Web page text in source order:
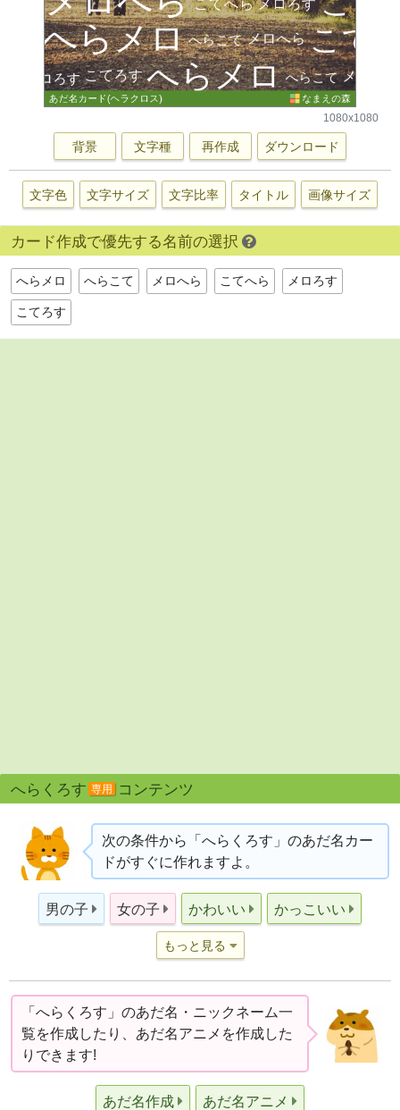
1080x1080
背景 文字種 再作成 ダウンロード
文字色 文字サイズ 文字比率 タイトル 画像サイズ
カード作成で優先する名前の選択
へらメロ へらこて メロへら こてへら メロろす
こてろす
へらくろす 専用 コンテンツ
次の条件から「へらくろす」のあだ名カー
ドがすぐに作れますよ。
男の子 女の子 かわいい かっこいい
もっと見る
「へらくろす」のあだ名・ニックネーム一
覧を作成したり、あだ名アニメを作成した
りできます!
あだ名作成 あだ名アニメ